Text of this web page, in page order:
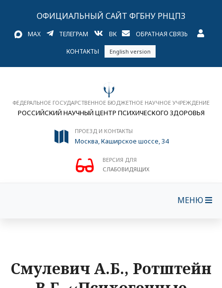
ОФИЦИАЛЬНЫЙ САЙТ ФГБНУ РНЦПЗ
MAX ТЕЛЕГРАМ ВК ОБРАТНАЯ СВЯЗЬ
КОНТАКТЫ English version
ФЕДЕРАЛЬНОЕ ГОСУДАРСТВЕННОЕ БЮДЖЕТНОЕ НАУЧНОЕ УЧРЕЖДЕНИЕ
РОССИЙСКИЙ НАУЧНЫЙ ЦЕНТР ПСИХИЧЕСКОГО ЗДОРОВЬЯ
ПРОЕЗД И КОНТАКТЫ
Москва, Каширское шоссе, 34
ВЕРСИЯ ДЛЯ
СЛАБОВИДЯЩИХ
МЕНЮ
Смулевич А.Б., Ротштейн